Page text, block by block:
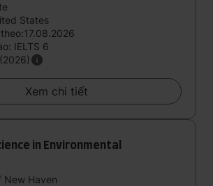
States
IELTS 6
Xem chi tiết
in Environmental
New Haven